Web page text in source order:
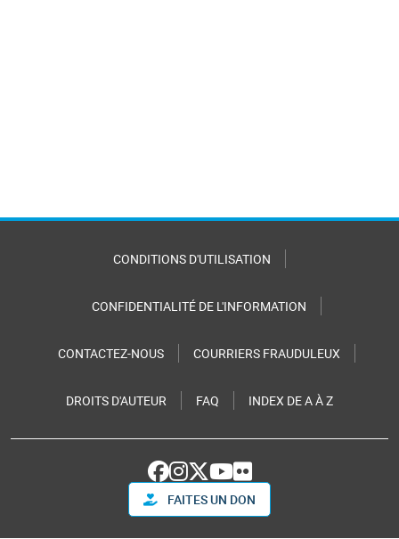
CONDITIONS D'UTILISATION
CONFIDENTIALITÉ DE L'INFORMATION
CONTACTEZ-NOUS COURRIERS FRAUDULEUX
DROITS D'AUTEUR FAQ INDEX DE A À Z
FAITES UN DON